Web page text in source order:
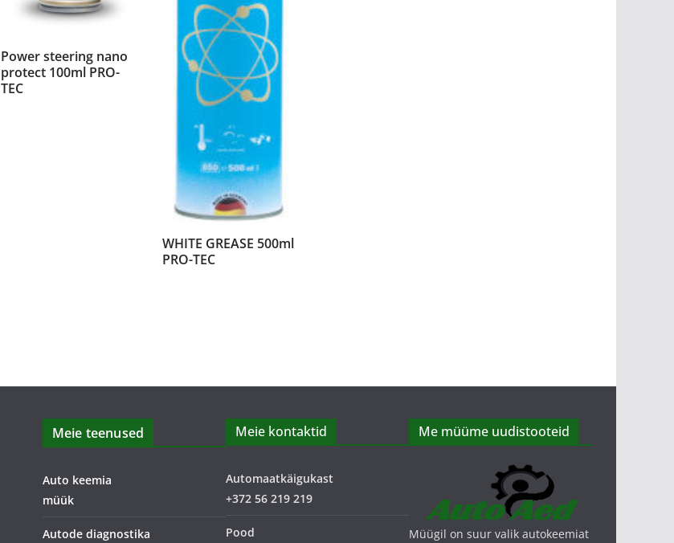
Power steering nano
protect 100ml PRO-
TEC
WHITE GREASE 500ml
PRO-TEC
Meie teenused
Auto keemia
müük
Autode diagnostika
Meie kontaktid
Automaatkäigukast
+372 56 219 219
Pood
Me müüme uudistooteid
Müügil on suur valik autokeemiat